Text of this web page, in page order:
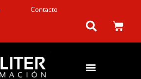
Contacto